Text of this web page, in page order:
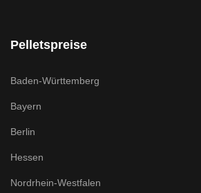
Pelletspreise
Baden-Württemberg
Bayern
Berlin
Hessen
Nordrhein-Westfalen